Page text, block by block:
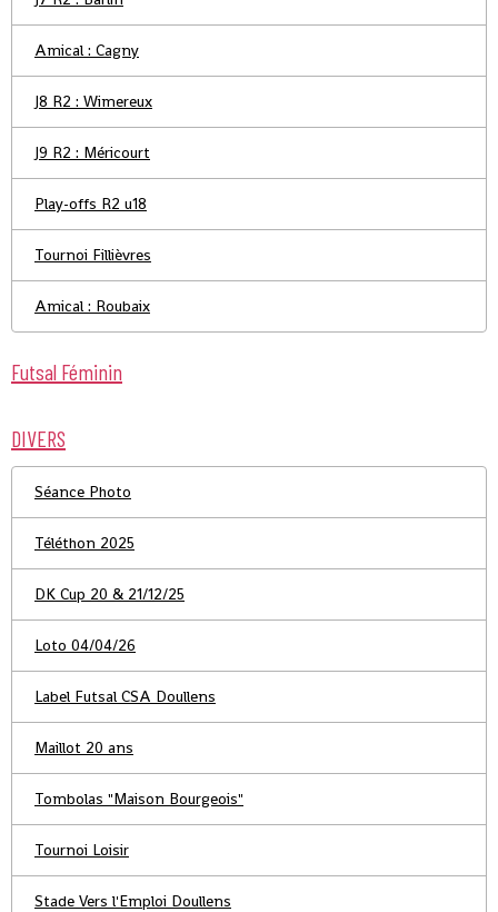
Amical : Cagny
J8 R2 : Wimereux
J9 R2 : Méricourt
Play-offs R2 u18
Tournoi Fillièvres
Amical : Roubaix
Futsal Féminin
DIVERS
Séance Photo
Téléthon 2025
DK Cup 20 & 21/12/25
Loto 04/04/26
Label Futsal CSA Doullens
Maillot 20 ans
Tombolas "Maison Bourgeois"
Tournoi Loisir
Stade Vers l'Emploi Doullens